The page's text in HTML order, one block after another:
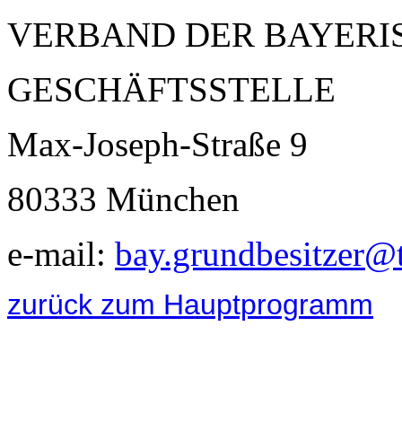
VERBAND DER
GESCHÄFTSSTELLE
Max-Joseph-Straße 9
80333 München
e-mail:
zurück zum Hauptprogramm